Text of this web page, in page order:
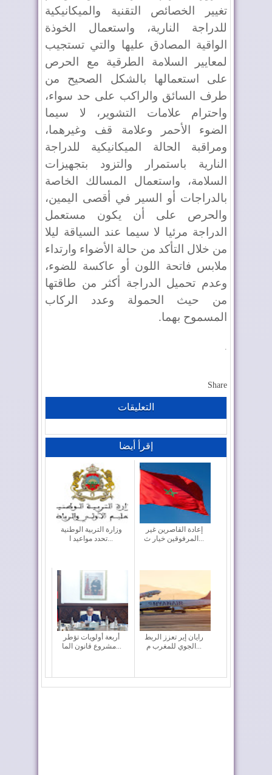
تغيير الخصائص التقنية والميكانيكية
للدراجة النارية، واستعمال الخوذة
الواقية المصادق عليها والتي تستجيب
لمعايير السلامة الطرقية مع الحرص
على استعمالها بالشكل الصحيح من
طرف السائق والراكب على حد سواء،
واحترام علامات التشوير، لا سيما
الضوء الأحمر وعلامة قف وغيرهما،
ومراقبة الحالة الميكانيكية للدراجة
النارية باستمرار والتزود بتجهيزات
السلامة، واستعمال المسالك الخاصة
بالدراجات أو السير في أقصى اليمين،
والحرص على أن يكون مستعمل
الدراجة مرئيا لا سيما عند السياقة ليلا
من خلال التأكد من حالة الأضواء وارتداء
ملابس فاتحة اللون أو عاكسة للضوء،
وعدم تحميل الدراجة أكثر من طاقتها
من حيث الحمولة وعدد الركاب
المسموح بهما.
.
Share
التعليقات
إقرأ أيضا
وزارة التربية الوطنية
تحدد مواعيد ا...
إعادة القاصرين غير
المرفوقين خيار ث...
أربعة أولويات تؤطر
مشروع قانون الما...
رايان إير تعزز الربط
الجوي للمغرب م...